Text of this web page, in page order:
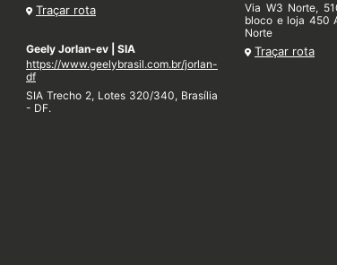
Traçar rota
Geely Jorlan-ev | SIA
https://www.geelybrasil.com.br/jorlan-
df
SIA Trecho 2, Lotes 320/340, Brasília
- DF.
Via W3 Norte,
bloco e loja 450
Norte
Traçar rota